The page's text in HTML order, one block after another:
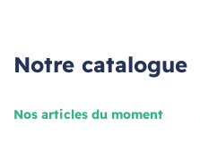
Notre catalogue
Nos articles du moment